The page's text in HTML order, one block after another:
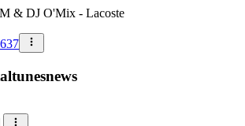
& DJ O'Mix - Lacoste
637